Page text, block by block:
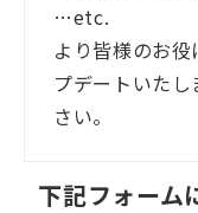
…etc.
より皆様のお
プデートいた
さい。
下記フォーム